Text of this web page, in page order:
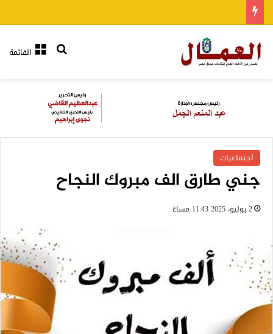
القائمةبحث عن
اجتماعيات
جني طارق الف مبروك النجاح
2 يوليو، 2025 11:43 مساءً